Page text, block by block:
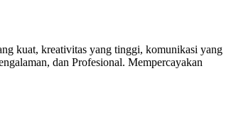
kuat, kreativitas yang tinggi, komunikasi yang
dan Profesional. Mempercayakan